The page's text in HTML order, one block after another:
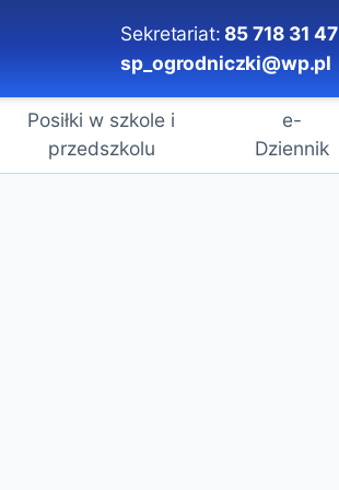
Sekretariat:85 718 31 47
sp_ogrodniczki@wp.pl
Posiłki w szkole i
przedszkolu
e-
Dziennik